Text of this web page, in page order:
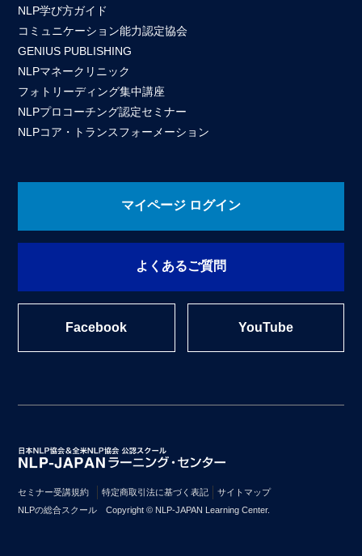
NLP学び方ガイド
コミュニケーション能力認定協会
GENIUS PUBLISHING
NLPマネークリニック
フォトリーディング集中講座
NLPプロコーチング認定セミナー
NLPコア・トランスフォーメーション
マイページ ログイン
よくあるご質問
Facebook YouTube
セミナー受講規約 特定商取引法に基づく表記
サイトマップ
NLPの総合スクール Copyright © NLP-JAPAN Learning Center.